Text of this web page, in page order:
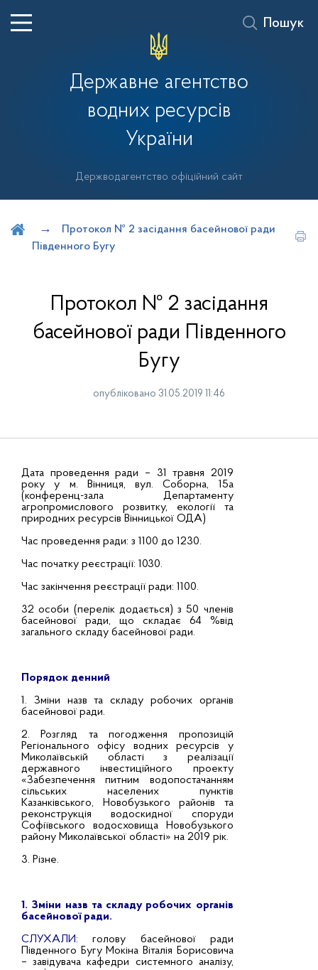
Державне агентство
водних ресурсів
України
Держводагентство офіційний сайт
Пошук
Протокол № 2 засідання басейнової ради
Південного Бугу
Протокол № 2 засідання
басейнової ради Південного
Бугу
опубліковано 31.05.2019 11:46
Дата проведення ради – 31 травня 2019
року у м. Вінниця, вул. Соборна, 15а
(конференц-зала Департаменту
агропромислового розвитку, екології та
природних ресурсів Вінницької ОДА)
Час проведення ради: з 1100 до 1230.
Час початку реєстрації: 1030.
Час закінчення реєстрації ради: 1100.
32 особи (перелік додається) з 50 членів
басейнової ради, що складає 64 %від
загального складу басейнової ради.
Порядок денний
1. Зміни назв та складу робочих органів
басейнової ради.
2. Розгляд та погодження пропозицій
Регіонального офісу водних ресурсів у
Миколаївській області з реалізації
державного інвестиційного проекту
«Забезпечення питним водопостачанням
сільських населених пунктів
Казанківського, Новобузького районів та
реконструкція водоскидної споруди
Софіївського водосховища Новобузького
району Миколаївської області» на 2019 рік.
3. Різне.
1. Зміни назв та складу робочих органів
басейнової ради.
СЛУХАЛИ: голову басейнової ради
Південного Бугу Мокіна Віталія Борисовича
– завідувача кафедри системного аналізу,